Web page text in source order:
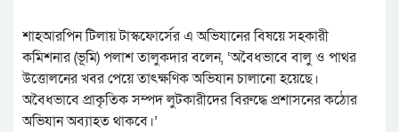
শাহআরপিন টিলায় টাস্কফোর্সের এ অভিযানের বিষয়ে সহকারী
কমিশনার (ভূমি) পলাশ তালুকদার বলেন, ‘অবৈধভাবে বালু ও পাথর
উত্তোলনের খবর পেয়ে তাৎক্ষণিক অভিযান চালানো হয়েছে।
অবৈধভাবে প্রাকৃতিক সম্পদ লুটকারীদের বিরুদ্ধে প্রশাসনের কঠোর
অভিযান অব্যাহত থাকবে।’